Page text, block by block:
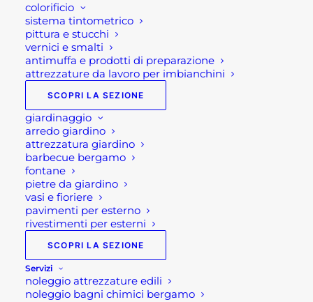
colorificio
sistema tintometrico
pittura e stucchi
vernici e smalti
antimuffa e prodotti di preparazione
attrezzature da lavoro per imbianchini
SCOPRI LA SEZIONE
giardinaggio
arredo giardino
attrezzatura giardino
barbecue bergamo
fontane
pietre da giardino
vasi e fioriere
pavimenti per esterno
rivestimenti per esterni
SCOPRI LA SEZIONE
Servizi
noleggio attrezzature edili
noleggio bagni chimici bergamo